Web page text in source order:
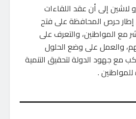
إلى أن عقد اللقاءات
إطار حرص المحافظة على فتح
مع المواطنين، والتعرف على
والعمل على وضع الحلول
مع جهود الدولة لتحقيق التنمية
.